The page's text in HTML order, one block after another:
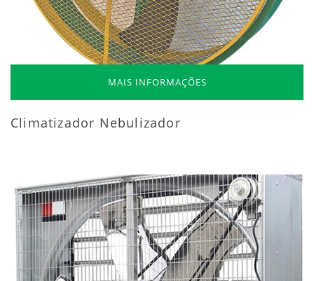
MAIS INFORMAÇÕES
Climatizador Nebulizador